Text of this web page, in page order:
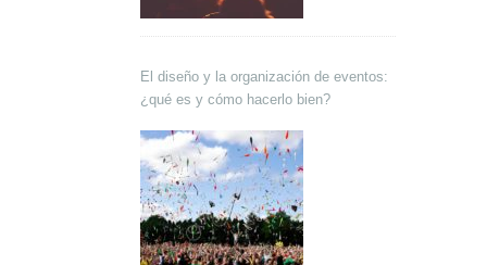
El diseño y la organización de eventos:
¿qué es y cómo hacerlo bien?